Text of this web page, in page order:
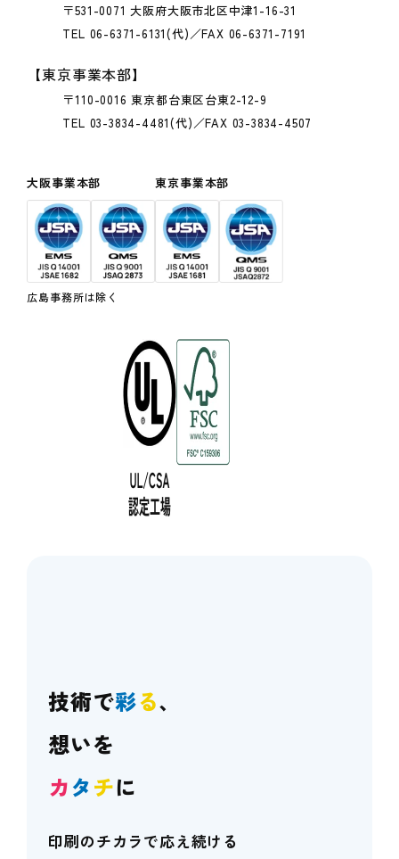
〒531-0071 大阪府大阪市北区中津1-16-31
TEL 06-6371-6131(代)／FAX 06-6371-7191
【東京事業本部】
〒110-0016 東京都台東区台東2-12-9
TEL 03-3834-4481(代)／FAX 03-3834-4507
大阪事業本部
広島事務所は除く
東京事業本部
技術で彩る、
想いを
カタチに
印刷のチカラで応え続ける